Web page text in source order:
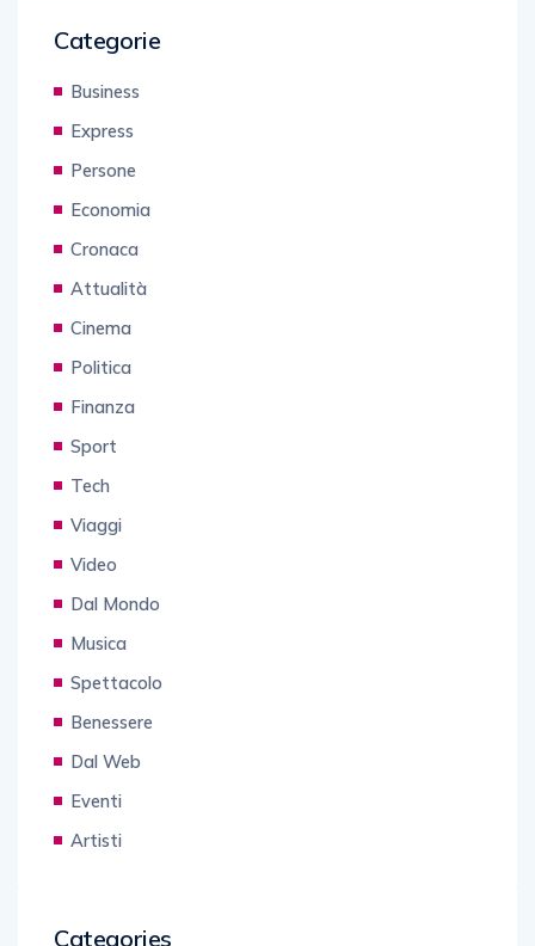
Categorie
Business
Express
Persone
Economia
Cronaca
Attualità
Cinema
Politica
Finanza
Sport
Tech
Viaggi
Video
Dal Mondo
Musica
Spettacolo
Benessere
Dal Web
Eventi
Artisti
Categories